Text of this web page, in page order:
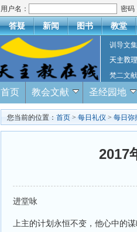
用户名： 密码
答疑 新闻 图书 教堂
训导文集
天主教理
梵二文献
首页 教会文献 圣经园地
您当前的位置： 首页 > 每日礼仪 > 每日弥
2017
进堂咏
上主的计划永恒不变，他心中的